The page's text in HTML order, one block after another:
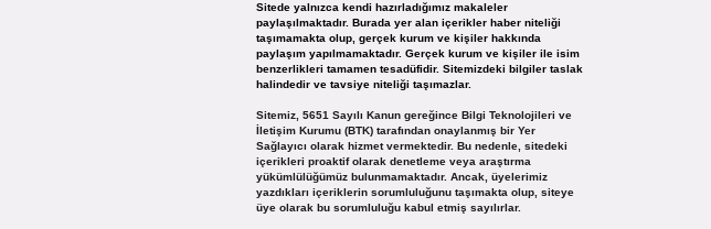
Sitede yalnızca kendi hazırladığımız makaleler
paylaşılmaktadır. Burada yer alan içerikler haber niteliği
taşımamakta olup, gerçek kurum ve kişiler hakkında
paylaşım yapılmamaktadır. Gerçek kurum ve kişiler ile isim
benzerlikleri tamamen tesadüfidir. Sitemizdeki bilgiler taslak
halindedir ve tavsiye niteliği taşımazlar.
Sitemiz, 5651 Sayılı Kanun gereğince Bilgi Teknolojileri ve
İletişim Kurumu (BTK) tarafından onaylanmış bir Yer
Sağlayıcı olarak hizmet vermektedir. Bu nedenle, sitedeki
içerikleri proaktif olarak denetleme veya araştırma
yükümlülüğümüz bulunmamaktadır. Ancak, üyelerimiz
yazdıkları içeriklerin sorumluluğunu taşımakta olup, siteye
üye olarak bu sorumluluğu kabul etmiş sayılırlar.